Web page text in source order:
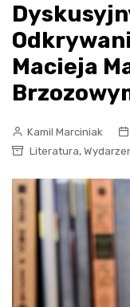
Macieja
Kamil Marciniak
Literatura,